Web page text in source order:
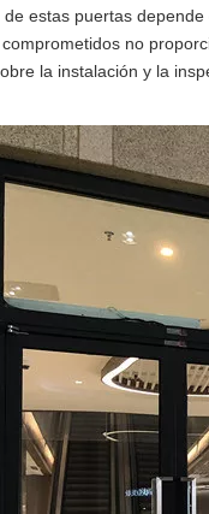
de estas puertas
no
la instalación y la